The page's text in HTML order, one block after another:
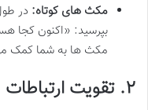
مکث های کوتاه: در
بپرسید: «اکنون کجا
مکث ها به شما کمک
۲. تقویت ارتباطات